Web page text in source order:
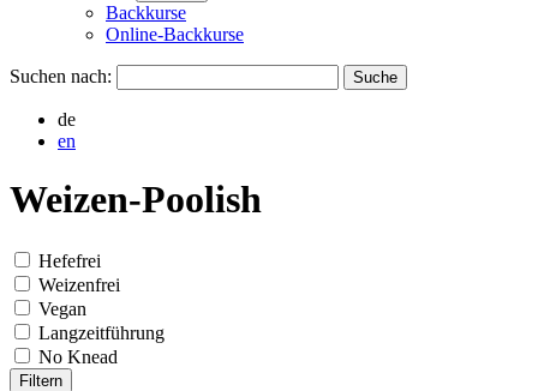
Backkurse
Online-Backkurse
Suchen nach:
de
en
Weizen-Poolish
Hefefrei
Weizenfrei
Vegan
Langzeitführung
No Knead
Filtern